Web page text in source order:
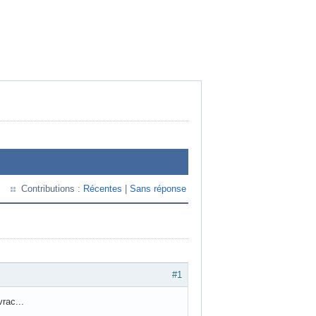
Contributions : Récentes Sans réponse
#1